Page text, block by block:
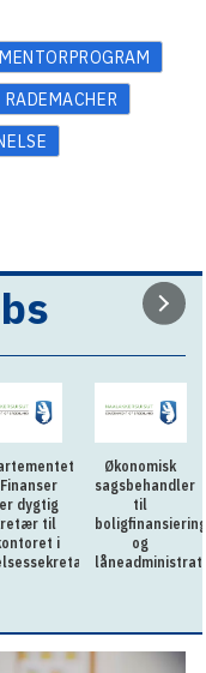
MENTORPROGRAM
dygtig
til
i
Økonomisk
sagsbehandler
til
boligfinansiering
og